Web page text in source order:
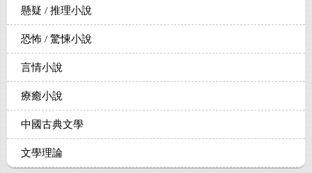
懸疑 / 推理小說
恐怖 / 驚悚小說
言情小說
療癒小說
中國古典文學
文學理論